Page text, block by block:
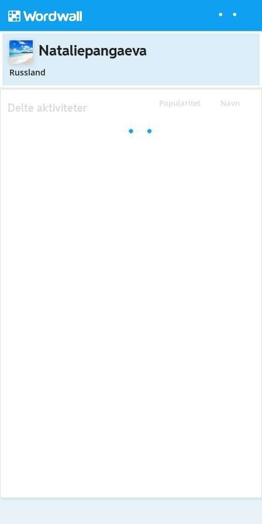
Nataliepangaeva
Russland
Popularitet Navn
Delte aktiviteter